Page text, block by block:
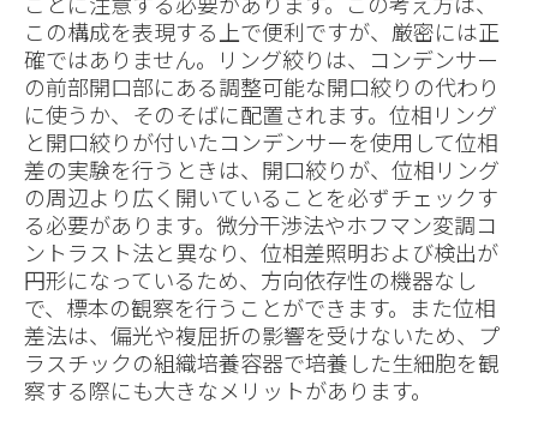
この構成を表現する上で便利ですが、厳密には正
確ではありません。リング絞りは、コンデンサー
の前部開口部にある調整可能な開口絞りの代わり
に使うか、そのそばに配置されます。位相リング
と開口絞りが付いたコンデンサーを使用して位相
差の実験を行うときは、開口絞りが、位相リング
の周辺より広く開いていることを必ずチェックす
る必要があります。微分干渉法やホフマン変調コ
ントラスト法と異なり、位相差照明および検出が
円形になっているため、方向依存性の機器なし
で、標本の観察を行うことができます。また位相
差法は、偏光や複屈折の影響を受けないため、プ
ラスチックの組織培養容器で培養した生細胞を観
察する際にも大きなメリットがあります。